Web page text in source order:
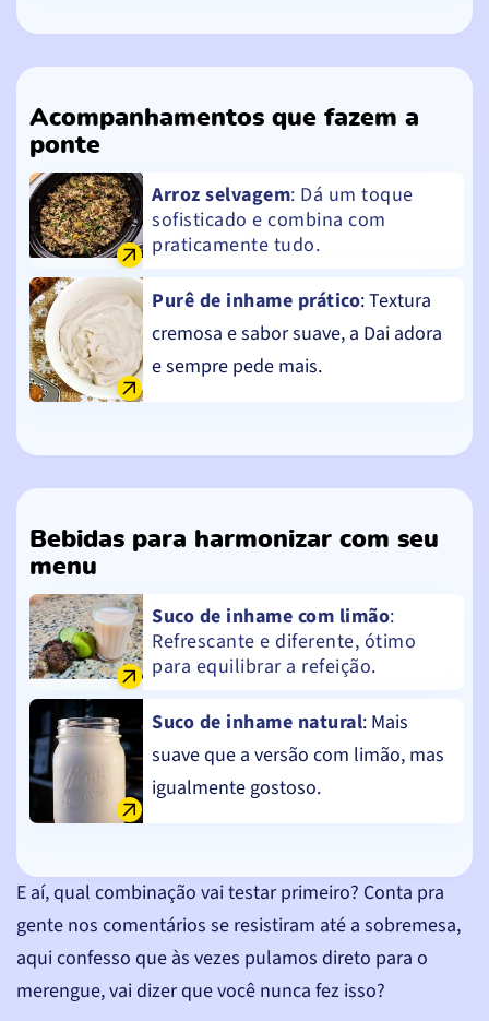
Acompanhamentos que fazem a
ponte
Arroz selvagem: Dá um toque
sofisticado e combina com
praticamente tudo.
Purê de inhame prático: Textura
cremosa e sabor suave, a Dai adora
e sempre pede mais.
Bebidas para harmonizar com seu
menu
Suco de inhame com limão:
Refrescante e diferente, ótimo
para equilibrar a refeição.
Suco de inhame natural: Mais
suave que a versão com limão, mas
igualmente gostoso.
E aí, qual combinação vai testar primeiro? Conta pra
gente nos comentários se resistiram até a sobremesa,
aqui confesso que às vezes pulamos direto para o
merengue, vai dizer que você nunca fez isso?